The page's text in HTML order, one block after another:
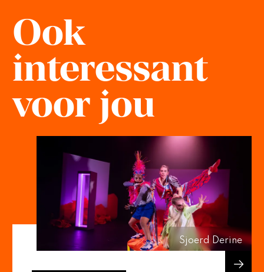
Ook
interessant
voor jou
Sjoerd Derine